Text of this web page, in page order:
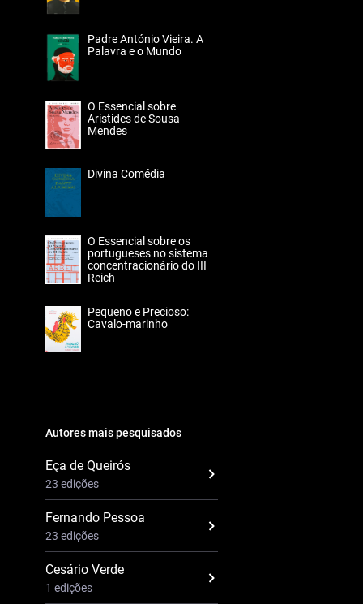
Padre António Vieira. A
Palavra e o Mundo
O Essencial sobre
Aristides de Sousa
Mendes
Divina Comédia
O Essencial sobre os
portugueses no sistema
concentracionário do III
Reich
Pequeno e Precioso:
Cavalo-marinho
Autores mais pesquisados
Eça de Queirós
23 edições
Fernando Pessoa
23 edições
Cesário Verde
1 edições